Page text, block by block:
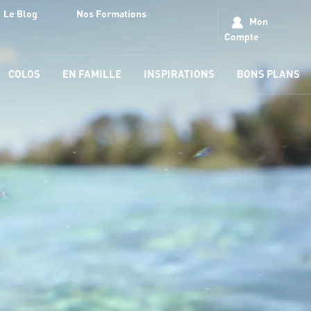
Le Blog Nos Formations
Mon
Compte
COLOS EN FAMILLE INSPIRATIONS BONS PLANS